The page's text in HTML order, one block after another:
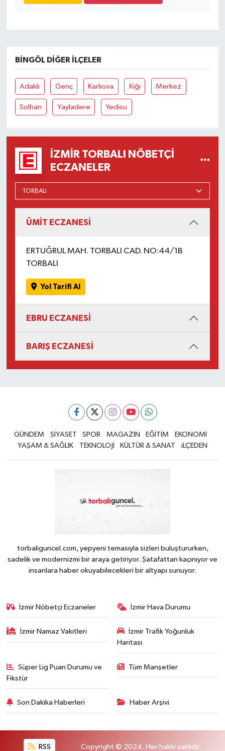
BINGÖL DIĞER İLÇELER
Adaklı Genç Karlıova Kiğı Merkez
Solhan Yayladere Yedisu
İZMIR TORBALI NÖBETÇI
ECZANELER
ÜMİT ECZANESİ
ERTUĞRUL MAH. TORBALI CAD. NO:44/1B
TORBALI
Yol Tarifi Al
EBRU ECZANESİ
BARIŞ ECZANESİ
GÜNDEM SİYASET SPOR MAGAZİN EĞİTİM
EKONOMİ
YAŞAM & SAĞLIK
TEKNOLOJİ KÜLTÜR & SANAT iLÇEDEN
torbaliguncel.com, yepyeni temasıyla sizleri buluştururken,
sadelik ve modernizmi bir araya getiriyor. Şatafattan kaçınıyor ve
insanlara haber okuyabilecekleri bir altyapı sunuyor.
İzmir Nöbetçi Eczaneler İzmir Hava Durumu
İzmir Namaz Vakitleri
İzmir Trafik Yoğunluk
Haritası
Süper Lig Puan Durumu ve
Fikstür
Tüm Manşetler
Son Dakika Haberleri Haber Arşivi
RSS Copyright © 2024. Her hakkı saklıdır.